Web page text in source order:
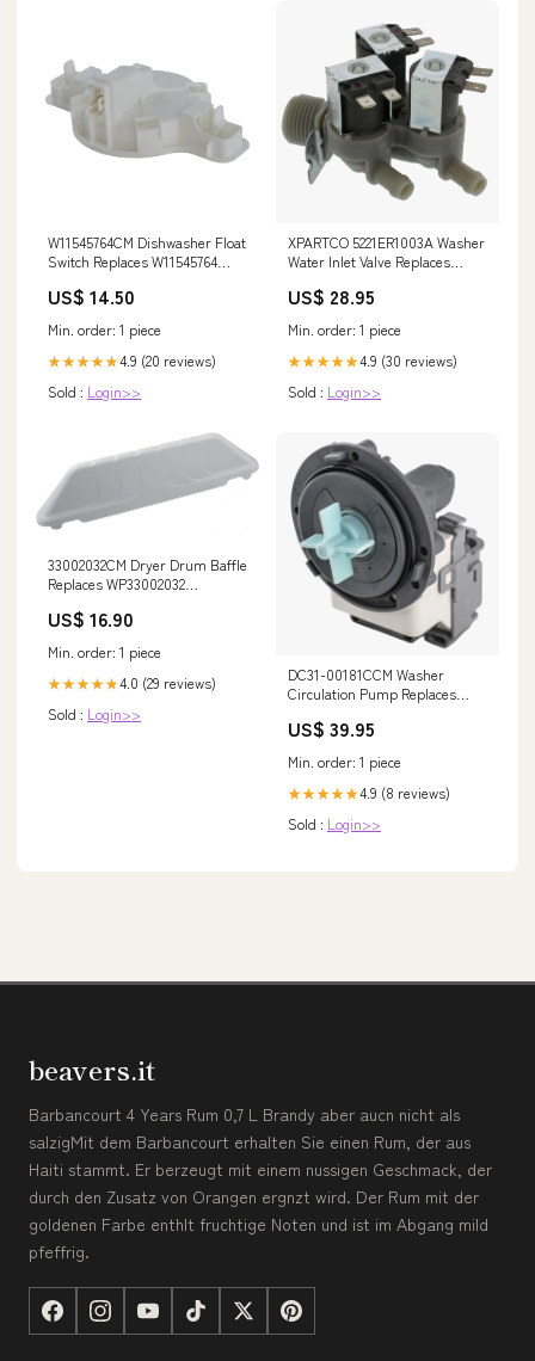
W11545764CM Dishwasher Float
Switch Replaces W11545764
US$ 14.50
Min. order: 1 piece
★★★★★4.9 (20 reviews)
Sold : Login>>
XPARTCO 5221ER1003A Washer
Water Inlet Valve Replaces
US$ 28.95
Min. order: 1 piece
★★★★★4.9 (30 reviews)
Sold : Login>>
33002032CM Dryer Drum Baffle
Replaces WP33002032
US$ 16.90
Min. order: 1 piece
★★★★★4.0 (29 reviews)
Sold : Login>>
DC31-00181CCM Washer
Circulation Pump Replaces
US$ 39.95
Min. order: 1 piece
★★★★★4.9 (8 reviews)
Sold : Login>>
beavers.it
Barbancourt 4 Years Rum 0,7 L Brandy aber aucn nicht als
salzigMit dem Barbancourt erhalten Sie einen Rum, der aus
Haiti stammt. Er berzeugt mit einem nussigen Geschmack, der
durch den Zusatz von Orangen ergnzt wird. Der Rum mit der
goldenen Farbe enthlt fruchtige Noten und ist im Abgang mild
pfeffrig.